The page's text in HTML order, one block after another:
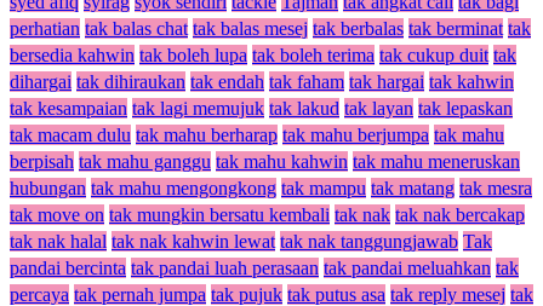
perhatian tak balas chat tak balas mesej tak berbalas tak berminat tak
bersedia kahwin tak boleh lupa tak boleh terima tak cukup duit tak
dihargai tak dihiraukan tak endah tak faham tak hargai tak kahwin
tak kesampaian tak lagi memujuk tak lakud tak layan tak lepaskan
tak macam dulu tak mahu berharap tak mahu berjumpa tak mahu
berpisah tak mahu ganggu tak mahu kahwin tak mahu meneruskan
hubungan tak mahu mengongkong tak mampu tak matang tak mesra
tak move on tak mungkin bersatu kembali tak nak tak nak bercakap
tak nak halal tak nak kahwin lewat tak nak tanggungjawab Tak
pandai bercinta tak pandai luah perasaan tak pandai meluahkan tak
percaya tak pernah jumpa tak pujuk tak putus asa tak reply mesej tak